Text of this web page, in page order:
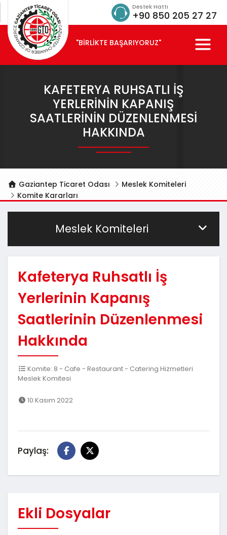
Destek Hattı
+90 850 205 27 27
"BİRLİKTE BAŞARIYORUZ"
KAFETERYA RUHSATLI İŞ
YERLERININ KAPANIŞ
SAATLERININ DÜZENLENMESI
HAKKINDA
Gaziantep Ticaret Odası
Meslek Komiteleri
Komite Kararları
Meslek Komiteleri
Kafeterya Ruhsatlı İş
Yerlerinin Kapanış
Saatlerinin Düzenlenmesi
Hakkında
Komite: 8 - Cafe - Restaurant - Catering Hizmetleri
Meslek Komitesi
10 Kasım 2022
Paylaş:
Ekli Dosyalar